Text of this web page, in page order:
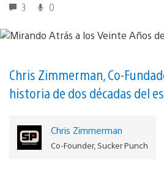
3 0
Chris Zimmerman, Co-
historia de dos décadas del
Chris Zimmerman
Co-Founder, Sucker Punch